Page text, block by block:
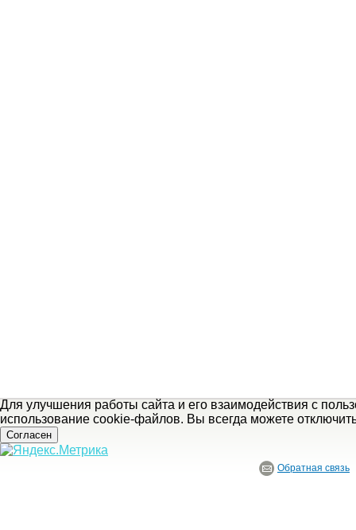
Для улучшения работы сайта и его взаимодействия с
использование cookie-файлов. Вы всегда можете
Согласен
Обратная связь